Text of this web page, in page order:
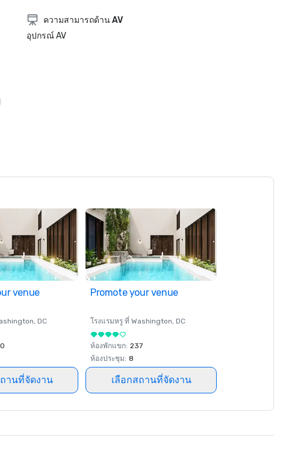
ความสามารถด้าน AV
อุปกรณ์ AV
venue
, DC
านที่จัดงาน
Promote your venue
โรงแรมหรู ที่ Washington, DC
ห้องพักแขก: 237
ห้องประชุม: 8
เลือกสถานที่จัดงาน